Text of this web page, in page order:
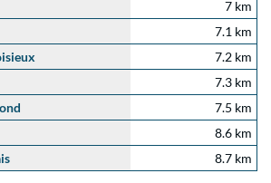
7 km
7.1 km
7.2 km
7.3 km
7.5 km
8.6 km
8.7 km